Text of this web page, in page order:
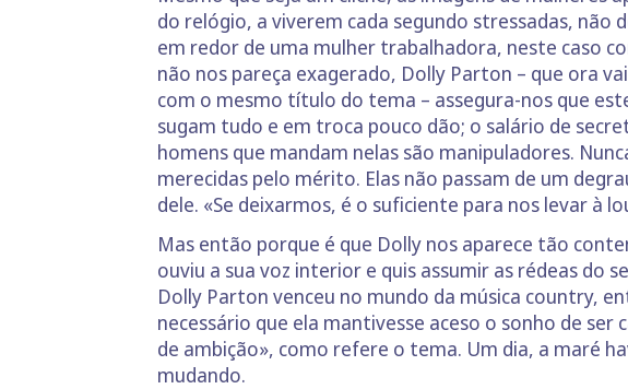
do relógio, a viverem cada segundo stressadas, não
em redor de uma mulher trabalhadora, neste caso
não nos pareça exagerado, Dolly Parton – que ora
com o mesmo título do tema – assegura-nos que
sugam tudo e em troca pouco dão; o salário de
homens que mandam nelas são manipuladores.
merecidas pelo mérito. Elas não passam de um
dele. «Se deixarmos, é o suficiente para nos levar à
Mas então porque é que Dolly nos aparece tão
ouviu a sua voz interior e quis assumir as rédeas do
Dolly Parton venceu no mundo da música country,
necessário que ela mantivesse aceso o sonho de
de ambição», como refere o tema. Um dia, a maré
mudando.